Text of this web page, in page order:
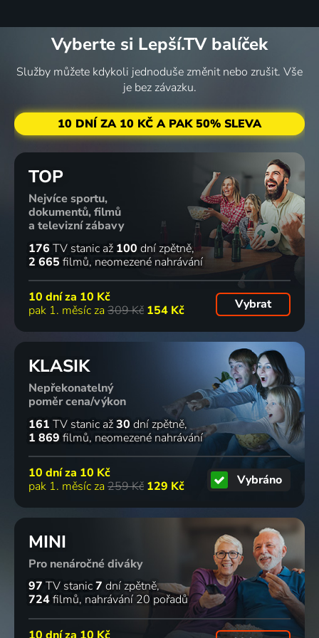
Vyberte si Lepší.TV balíček
Služby můžete kdykoli jednoduše změnit nebo zrušit. Vše
je bez závazku.
10 DNÍ ZA 10 KČ A PAK 50% SLEVA
TOP
Nejvíce sportu,
dokumentů, filmů
a televizní zábavy
176 TV stanic až 100 dní zpětně
2 665 filmů neomezené nahrávání
10 dní za 10 Kč
pak 1. měsíc za 309 Kč 154 Kč Vybrat
KLASIK
Nepřekonatelný
poměr cena/výkon
161 TV stanic až30 dní zpětně
1 869 filmů neomezené nahrávání
10 dní za 10 Kč
pak 1. měsíc za 259 Kč 129 Kč Vybráno
MINI
Pro nenáročné diváky
97 TV stanic7 dní zpětně
724filmů nahrávání 20 pořadů